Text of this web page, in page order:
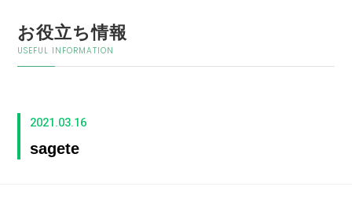
お役立ち情報
USEFUL INFORMATION
2021.03.16
sagete